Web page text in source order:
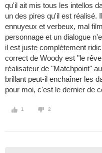
qu'il ait mis tous les intellos
un des pires qu'il est réalisé.
ennuyeux et verbeux, mal
personnage et un dialogue
il est juste complètement
correct de Woody est "le
réalisateur de "Matchpoint"
brillant peut-il enchaîner les
pour moi, c'est le dernier de
1 2